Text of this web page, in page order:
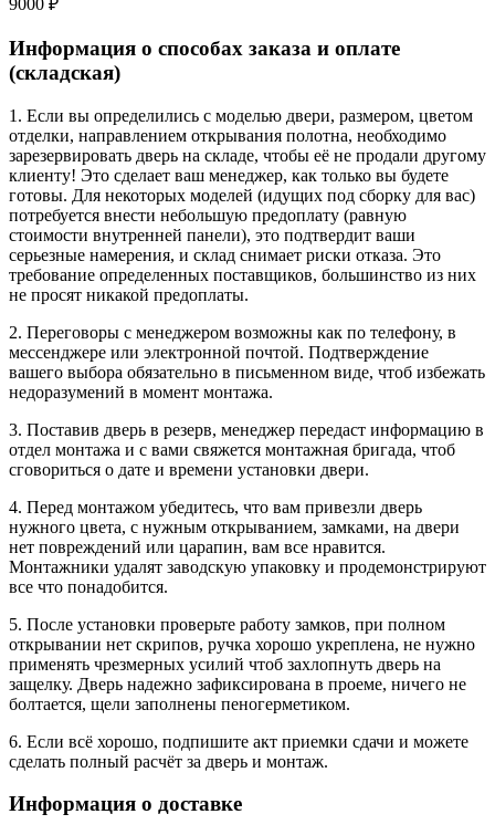
9000 ₽
Информация о способах заказа и оплате
(складская)
1. Если вы определились с моделью двери, размером, цветом
отделки, направлением открывания полотна, необходимо
зарезервировать дверь на складе, чтобы её не продали другому
клиенту! Это сделает ваш менеджер, как только вы будете
готовы. Для некоторых моделей (идущих под сборку для вас)
потребуется внести небольшую предоплату (равную
стоимости внутренней панели), это подтвердит ваши
серьезные намерения, и склад снимает риски отказа. Это
требование определенных поставщиков, большинство из них
не просят никакой предоплаты.
2. Переговоры с менеджером возможны как по телефону, в
мессенджере или электронной почтой. Подтверждение
вашего выбора обязательно в письменном виде, чтоб избежать
недоразумений в момент монтажа.
3. Поставив дверь в резерв, менеджер передаст информацию в
отдел монтажа и с вами свяжется монтажная бригада, чтоб
сговориться о дате и времени установки двери.
4. Перед монтажом убедитесь, что вам привезли дверь
нужного цвета, с нужным открыванием, замками, на двери
нет повреждений или царапин, вам все нравится.
Монтажники удалят заводскую упаковку и продемонстрируют
все что понадобится.
5. После установки проверьте работу замков, при полном
открывании нет скрипов, ручка хорошо укреплена, не нужно
применять чрезмерных усилий чтоб захлопнуть дверь на
защелку. Дверь надежно зафиксирована в проеме, ничего не
болтается, щели заполнены пеногерметиком.
6. Если всё хорошо, подпишите акт приемки сдачи и можете
сделать полный расчёт за дверь и монтаж.
Информация о доставке